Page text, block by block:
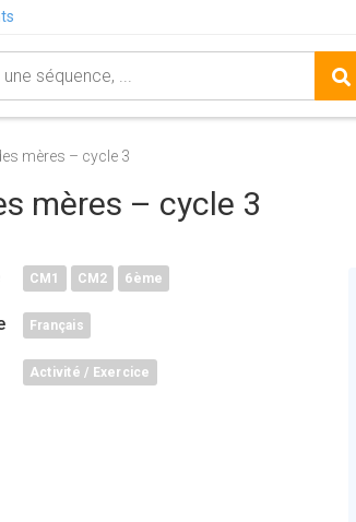
mères – cycle 3
mères – cycle 3
CM1 CM2 6ème
Français
Activité / Exercice